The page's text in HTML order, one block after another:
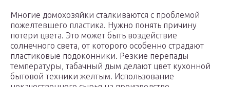
Многие домохозяйки сталкиваются с проблемой
пожелтевшего пластика. Нужно понять причину
потери цвета. Это может быть воздействие
солнечного света, от которого особенно страдают
пластиковые подоконники. Резкие перепады
температуры, табачный дым делают цвет кухонной
бытовой техники желтым. Использование